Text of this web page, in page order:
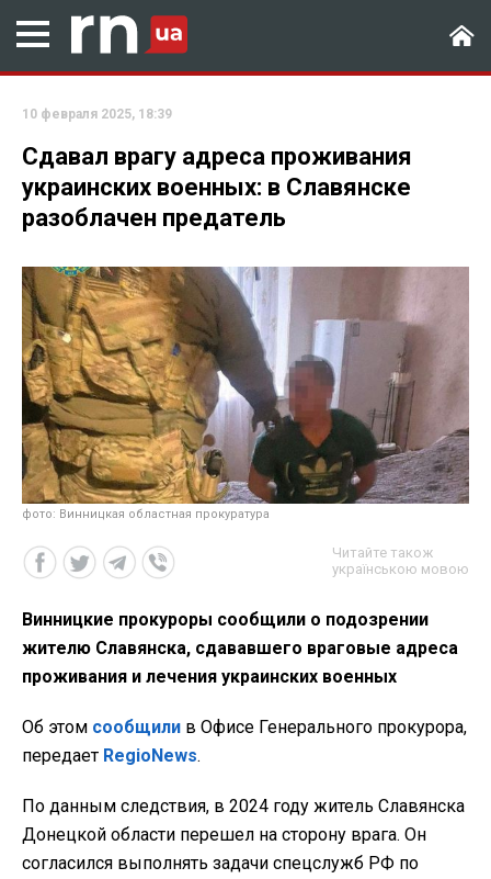
10 февраля 2025, 18:39
Сдавал врагу адреса проживания
украинских военных: в Славянске
разоблачен предатель
фото: Винницкая областная прокуратура
Читайте також
українською мовою
Винницкие прокуроры сообщили о подозрении
жителю Славянска, сдававшего враговые адреса
проживания и лечения украинских военных
Об этом сообщили в Офисе Генерального прокурора,
передает RegioNews.
По данным следствия, в 2024 году житель Славянска
Донецкой области перешел на сторону врага. Он
согласился выполнять задачи спецслужб РФ по